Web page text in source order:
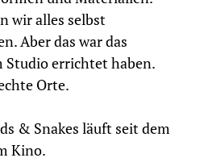
wir alles selbst
Aber das war das
Studio errichtet haben.
Orte.
& Snakes läuft seit dem
Kino.